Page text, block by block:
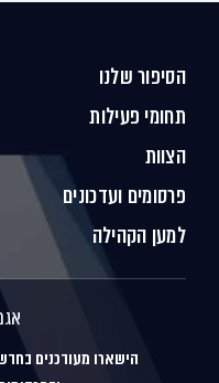
הסיפור שלנו
תחומי פעילות
הצוות
פרסומים ועדכונים
למען הקהילה
הישארו מעודכנים